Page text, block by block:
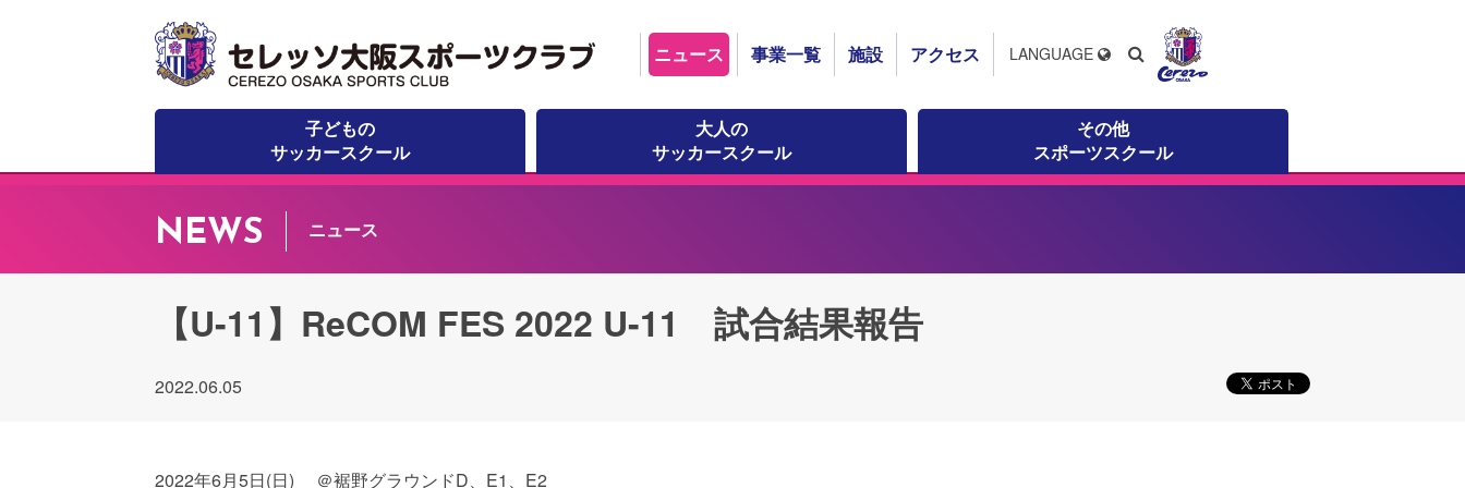
ニュース 事業一覧 施設 アクセス
子どもの
サッカースクール
大人の
サッカースクール
その他
スポーツスクール
LANGUAGE
NEWS ニュース
【U-11】ReCOM FES 2022 U-11 試合結果報告
2022.06.05
2022年6月5日(日) ＠裾野グラウンドD、E1、E2